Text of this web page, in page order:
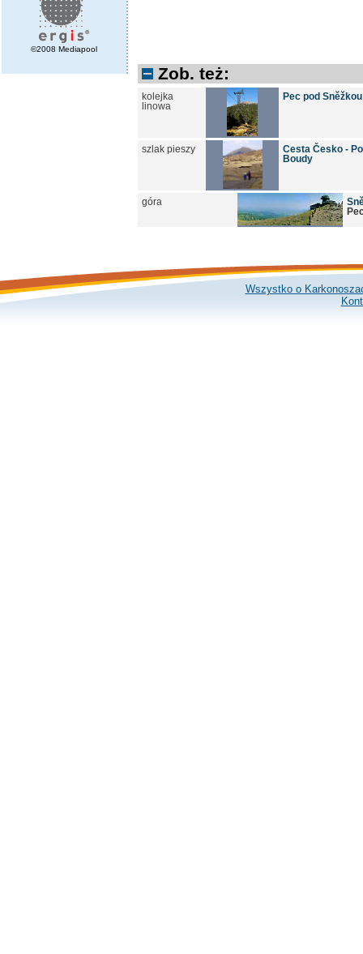
©2008 Mediapool
Zob. też:
kolejka
linowa
Pec pod
szlak pieszy
Cesta Česko -
Boudy
góra
Wszystko o